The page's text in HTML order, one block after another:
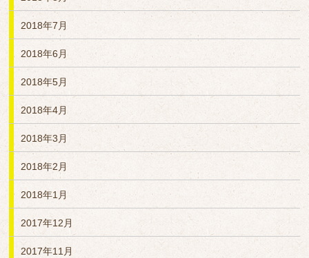
2018年7月
2018年6月
2018年5月
2018年4月
2018年3月
2018年2月
2018年1月
2017年12月
2017年11月